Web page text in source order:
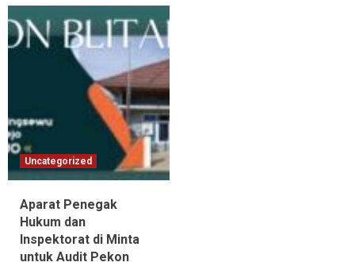
Uncategorized
Aparat Penegak
Hukum dan
Inspektorat di Minta
untuk Audit Pekon